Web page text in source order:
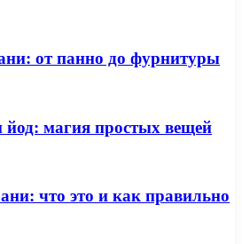
от панно до фурнитуры
йод: магия простых вещей
что это и как правильно